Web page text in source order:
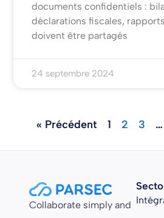
documents confidentiels :
déclarations fiscales,
doivent être partagés
24 septembre 2024
« Précédent 1 2 3 …
Collaborate simply and